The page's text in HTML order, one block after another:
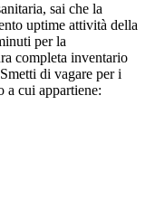
sai che la
uptime attività della
per la
completa inventario
di vagare per i
a cui appartiene: